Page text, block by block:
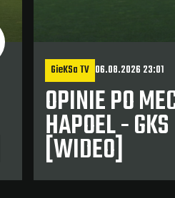
GieKSa TV 06.08.2026 23:01
OPINIE PO
HAPOEL - GKS
[WIDEO]